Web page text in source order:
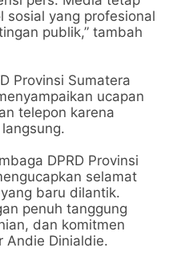
sosial yang profesional
publik,” tambah
Provinsi Sumatera
ucapan
telepon karena
DPRD Provinsi
selamat
baru dilantik.
penuh tanggung
dan komitmen
Andie Dinialdie.